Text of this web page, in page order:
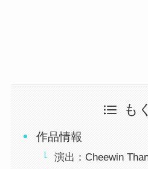
も
作品情報
演出：Cheewin